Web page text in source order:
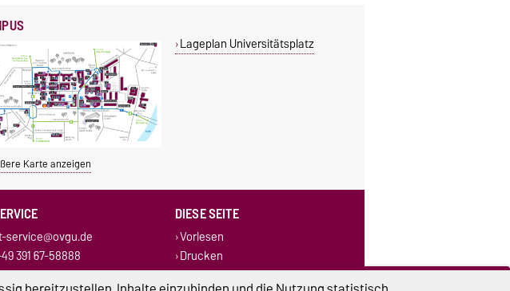
Karte anzeigen
Lageplan Universitätsplatz
service@ovgu.de
391 67-58888
DIESE SEITE
Vorlesen
Drucken
Permalink